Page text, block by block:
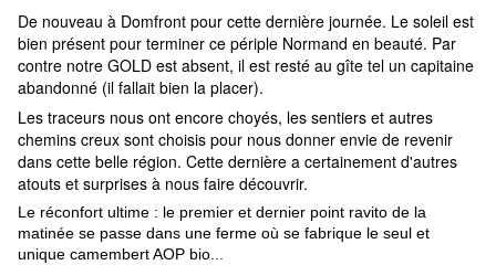
De nouveau à Domfront pour cette dernière journée. Le soleil est
bien présent pour terminer ce périple Normand en beauté. Par
contre notre GOLD est absent, il est resté au gîte tel un capitaine
abandonné (il fallait bien la placer).
Les traceurs nous ont encore choyés, les sentiers et autres
chemins creux sont choisis pour nous donner envie de revenir
dans cette belle région. Cette dernière a certainement d'autres
atouts et surprises à nous faire découvrir.
Le réconfort ultime : le premier et dernier point ravito de la
matinée se passe dans une ferme où se fabrique le seul et
unique camembert AOP bio...